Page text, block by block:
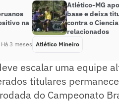
na
Há 3 meses
Atlético-MG
base e deixa
contra o
relacionados
Atlético Mineiro
escalar uma equipe
titulares
do Campeonato